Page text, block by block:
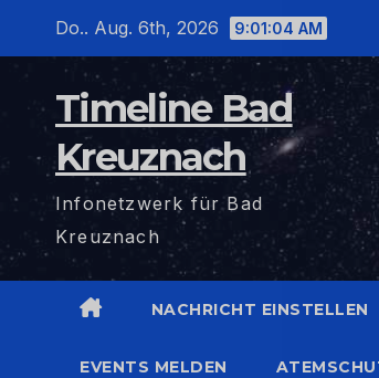
Do.. Aug. 6th, 2026 9:01:04 AM
Timeline Bad
Kreuznach
Infonetzwerk für Bad
Kreuznach
NACHRICHT EINSTELLEN
EVENTS MELDEN